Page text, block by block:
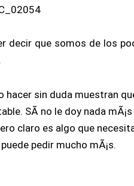
decir que somos de los
hacer sin duda muestran
SÃ­ no le doy nada
claro es algo que
pedir mucho mÃ¡s.